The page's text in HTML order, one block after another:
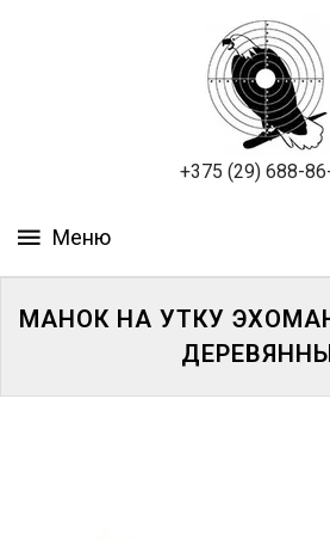
+375 (29) 688-
ОПТИКА
ЭКИПИРОВКА
И
МАНОК НА УТКУ